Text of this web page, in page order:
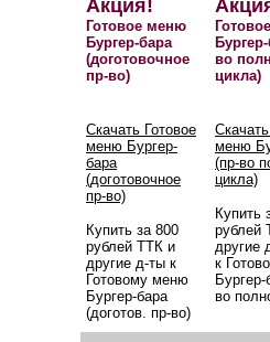
Акция!
Готовое меню
Бургер-бара
(доготовочное
пр-во)
во
цикла)
Скачать Готовое
меню Бургер-
бара
(доготовочное
пр-во)
Купить за 800
рублей ТТК и
другие д-ты к
Готовому меню
Бургер-бара
(доготов. пр-во)
меню
(пр-во
цикла)
Купить
рублей
другие
к
во